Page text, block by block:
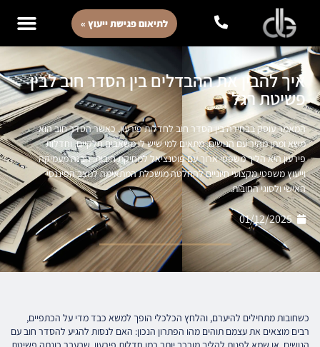
לתיאום פגישת ייעוץ »
איך להבין את ההבדלים בין הסדר חוב לבין
פשיטת רגל
המאמר עוסק בבחירה בין הסדר חוב לחדלות פירעון, כאשר הסדר חוב הוא
משא ומתן מהיר עם הנושים, מתאים למי שיש לו משאבים חלקיים, וחדלות
פירעון היא הליך משפטי ארוך עם פוטנציאל למחיקת חובות. הבנה מעמיקה
וייעוץ משפטי מקצועי חיוניים להחלטה מושכלת המתאימה למצב הפיננסי
האישי ולסוגי החובות.
01/12/2025
כשחובות מתחילים להיערם, והלחץ הכלכלי הופך למשא כבד מדי על הכתפיים,
רבים מוצאים את עצמם תוהים מהו הפתרון הנכון: האם לנסות להגיע להסדר חוב עם